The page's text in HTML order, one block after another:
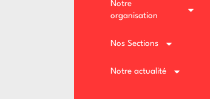
Notre
organisation
Nos Sections
Notre actualité
Remember me